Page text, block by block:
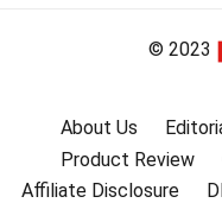
© 2023
About Us
Product Review
Affiliate Disclosure